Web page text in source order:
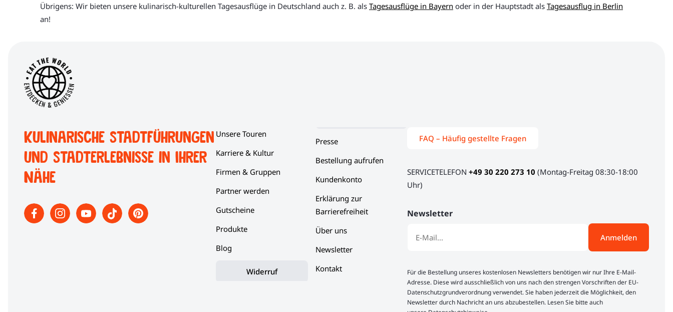
Übrigens: Wir bieten unsere kulinarisch-kulturellen Tagesausflüge in Deutschland auch z. B. als Tagesausflüge in Bayern oder in der Hauptstadt als Tagesausflug in Berlin
an!
Kulinarische Stadtführungen
und Stadterlebnisse in Ihrer
Nähe
Unsere Touren
Karriere & Kultur
Firmen & Gruppen
Partner werden
Gutscheine
Produkte
Blog
Widerruf
Presse
Bestellung aufrufen
Kundenkonto
Erklärung zur
Barrierefreiheit
Über uns
Newsletter
Kontakt
FAQ – Häufig gestellte Fragen
SERVICETELEFON+49 30 220 273 10 (Montag-Freitag 08:30-18:00
Uhr)
Newsletter
Anmelden
Für die Bestellung unseres kostenlosen Newsletters benötigen wir nur Ihre E-Mail-
Adresse. Diese wird ausschließlich von uns nach den strengen Vorschriften der EU-
Datenschutzgrundverordnung verwendet. Sie haben jederzeit die Möglichkeit, den
Newsletter durch Nachricht an uns abzubestellen. Lesen Sie bitte auch